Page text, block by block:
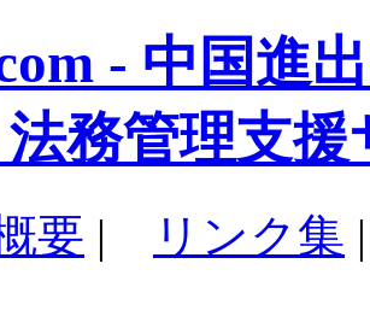
- 中国進
務管理支援
要 | リンク集